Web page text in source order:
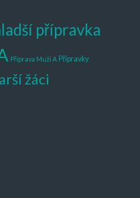
přípravka
Příprava Muži A Přípravky
žáci